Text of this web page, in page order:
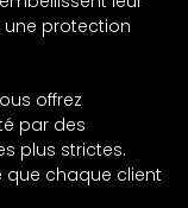
protection
offrez
par des
plus strictes.
que chaque client